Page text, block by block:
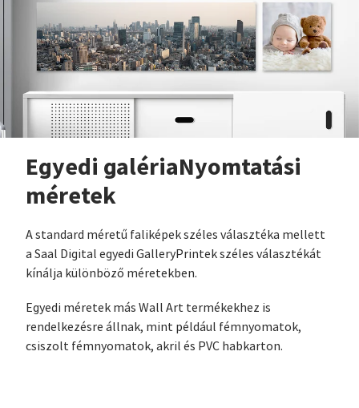
Egyedi galériaNyomtatási
méretek
A standard méretű faliképek széles választéka mellett
a Saal Digital egyedi GalleryPrintek széles választékát
kínálja különböző méretekben.
Egyedi méretek más Wall Art termékekhez is
rendelkezésre állnak, mint például fémnyomatok,
csiszolt fémnyomatok, akril és PVC habkarton.